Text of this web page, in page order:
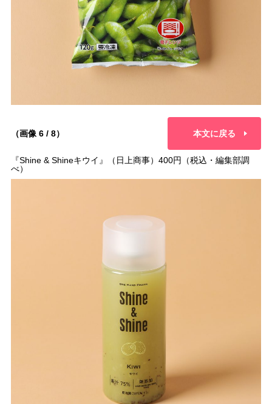
（画像 6 / 8） 本文に戻る
『Shine & Shineキウイ』（日上商事）400円（税込・編集部調
べ）